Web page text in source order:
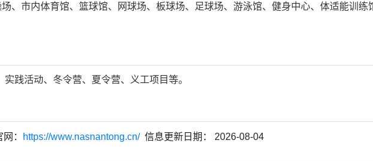
、市内体育馆、篮球馆、网球场、板球场、足球场、游泳馆、健身中心、体适能训
践活动、冬令营、夏令营、义工项目等。
： https://www.nasnantong.cn/ 信息更新日期： 2026-08-04